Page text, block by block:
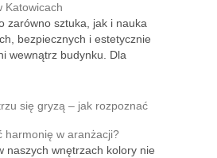
Katowicach
zarówno sztuka, jak i nauka
bezpiecznych i estetycznie
wewnątrz budynku. Dla
się gryzą – jak rozpoznać
harmonię w aranżacji?
naszych wnętrzach kolory nie